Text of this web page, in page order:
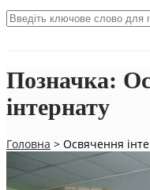
Позначка:
інтернату
Головна > Освячення